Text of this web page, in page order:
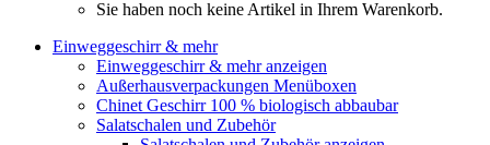
Sie haben noch keine Artikel in Ihrem Warenkorb.
Einweggeschirr & mehr
Einweggeschirr & mehr anzeigen
Außerhausverpackungen Menüboxen
Chinet Geschirr 100 % biologisch abbaubar
Salatschalen und Zubehör